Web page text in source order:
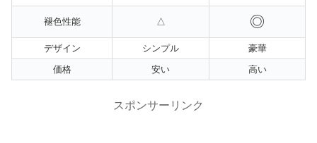
褪色性能 △ ◎
デザイン シンプル
豪華
価格
安い 高い
スポンサーリンク